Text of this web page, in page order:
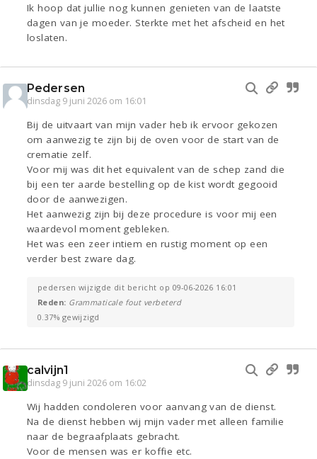
Ik hoop dat jullie nog kunnen genieten van de laatste
dagen van je moeder. Sterkte met het afscheid en het
loslaten.
Pedersen
dinsdag 9 juni 2026 om 16:01
Bij de uitvaart van mijn vader heb ik ervoor gekozen
om aanwezig te zijn bij de oven voor de start van de
crematie zelf.
Voor mij was dit het equivalent van de schep zand die
bij een ter aarde bestelling op de kist wordt gegooid
door de aanwezigen.
Het aanwezig zijn bij deze procedure is voor mij een
waardevol moment gebleken.
Het was een zeer intiem en rustig moment op een
verder best zware dag.
pedersen wijzigde dit bericht op 09-06-2026 16:01
Reden: Grammaticale fout verbeterd
0.37% gewijzigd
calvijn1
dinsdag 9 juni 2026 om 16:02
Wij hadden condoleren voor aanvang van de dienst.
Na de dienst hebben wij mijn vader met alleen familie
naar de begraafplaats gebracht.
Voor de mensen was er koffie etc.